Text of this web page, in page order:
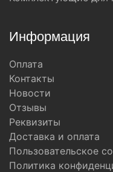
Информация
Оплата
Контакты
Новости
Отзывы
Реквизиты
Доставка и оплата
Пользовательское
Политика